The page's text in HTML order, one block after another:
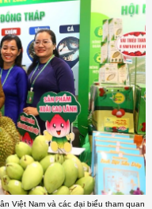
Việt Nam và các đại biểu tham quan